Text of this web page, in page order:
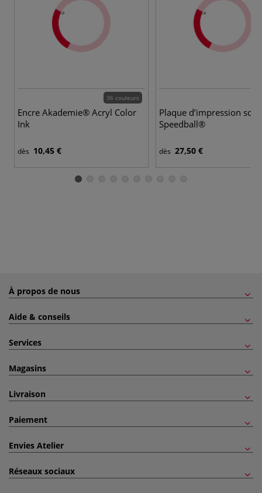
36 couleurs
Encre Akademie® Acryl Color
Ink
dès 10,45 €
Plaque d’impression
Speedball®
dès 27,50 €
À propos de nous
Aide & conseils
Services
Magasins
Livraison
Paiement
Envies Atelier
Réseaux sociaux